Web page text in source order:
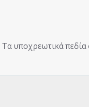
Τα υποχρεωτικά πεδία